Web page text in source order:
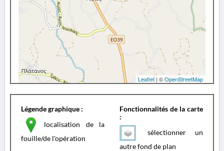
Leaflet| ©OpenStreetMap
Légende graphique :
localisation de la
fouille/de l'opération
Fonctionnalités de la carte
:
sélectionner un
autre fond de plan